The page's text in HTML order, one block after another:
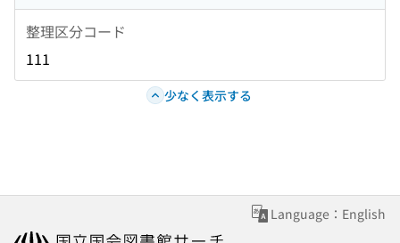
整理区分コード
111
少なく表示する
Language：English